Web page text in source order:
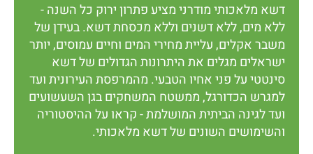
דשא מלאכותי מודרני מציע פתרון ירוק כל השנה -
ללא מים, ללא דשנים וללא מכסחת דשא. בעידן של
משבר אקלים, עליית מחירי המים וחיים עמוסים, יותר
ישראלים מגלים את היתרונות הגדולים של דשא
סינטטי על פני אחיו הטבעי. מהמרפסת העירונית ועד
למגרש הכדורגל, ממשטח המשחקים בגן השעשועים
ועד לגינה הביתית המושלמת - קראו על ההיסטוריה
והשימושים השונים של דשא מלאכותי.